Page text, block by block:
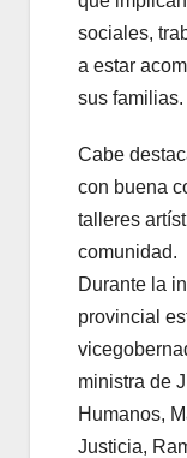
sociales,
a estar
sus familias.
Cabe
con buena
talleres
comunidad.
Durante la
provincial
ministra de
Humanos,
Justicia,